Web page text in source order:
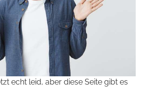
echt leid, aber diese Seite gibt es